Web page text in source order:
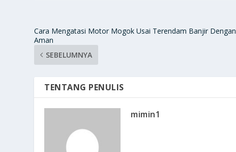
Cara Mengatasi Motor Mogok Usai Terendam Banjir Dengan
Aman
SEBELUMNYA
TENTANG PENULIS
mimin1